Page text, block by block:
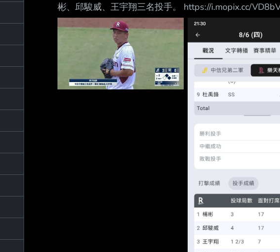
彬、邱駿威、王宇翔三名投手。 https://i.mopix.cc/
位登板的余新喆本職是捕手，但已經是累積第三次用投
前猿二也有在領先局面下使用何品室融登板的狀況，看
如果是因為這樣，那二軍要增加場次似乎最大難點就